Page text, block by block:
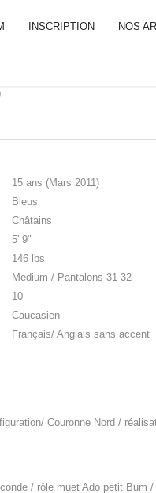
INSCRIPTION NOS
15 ans (Mars 2011)
Bleus
Châtains
5' 9"
146 lbs
Medium / Pantalons 31-32
10
Caucasien
Français/ Anglais sans accent
Couronne Nord /
/ rôle muet Ado petit Bum /